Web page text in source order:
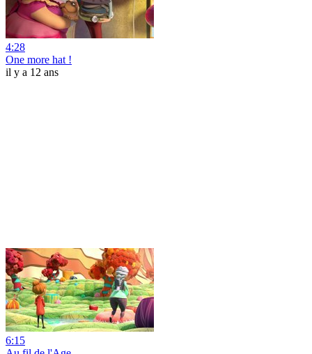
4:28
One more hat !
il y a 12 ans
6:15